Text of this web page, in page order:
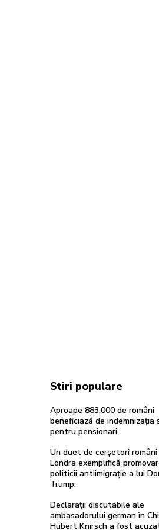
Stiri populare
Aproape 883.000 de români
beneficiază de indemnizația
pentru pensionari
Un duet de cerșetori români
Londra exemplifică
politicii antiimigrație a lui
Trump.
Declarații discutabile ale
ambasadorului german în
Hubert Knirsch a fost